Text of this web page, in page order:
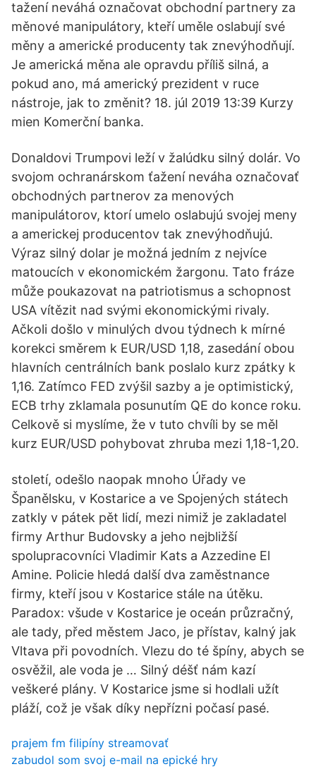
tažení neváhá označovat obchodní partnery za
měnové manipulátory, kteří uměle oslabují své
měny a americké producenty tak znevýhodňují.
Je americká měna ale opravdu příliš silná, a
pokud ano, má americký prezident v ruce
nástroje, jak to změnit? 18. júl 2019 13:39 Kurzy
mien Komerční banka.
Donaldovi Trumpovi leží v žalúdku silný dolár. Vo
svojom ochranárskom ťažení neváha označovať
obchodných partnerov za menových
manipulátorov, ktorí umelo oslabujú svojej meny
a americkej producentov tak znevýhodňujú.
Výraz silný dolar je možná jedním z nejvíce
matoucích v ekonomickém žargonu. Tato fráze
může poukazovat na patriotismus a schopnost
USA vítězit nad svými ekonomickými rivaly.
Ačkoli došlo v minulých dvou týdnech k mírné
korekci směrem k EUR/USD 1,18, zasedání obou
hlavních centrálních bank poslalo kurz zpátky k
1,16. Zatímco FED zvýšil sazby a je optimistický,
ECB trhy zklamala posunutím QE do konce roku.
Celkově si myslíme, že v tuto chvíli by se měl
kurz EUR/USD pohybovat zhruba mezi 1,18-1,20.
století, odešlo naopak mnoho Úřady ve
Španělsku, v Kostarice a ve Spojených státech
zatkly v pátek pět lidí, mezi nimiž je zakladatel
firmy Arthur Budovsky a jeho nejbližší
spolupracovníci Vladimir Kats a Azzedine El
Amine. Policie hledá další dva zaměstnance
firmy, kteří jsou v Kostarice stále na útěku.
Paradox: všude v Kostarice je oceán průzračný,
ale tady, před městem Jaco, je přístav, kalný jak
Vltava při povodních. Vlezu do té špíny, abych se
osvěžil, ale voda je … Silný déšť nám kazí
veškeré plány. V Kostarice jsme si hodlali užít
pláží, což je však díky nepřízni počasí pasé.
prajem fm filipíny streamovať
zabudol som svoj e-mail na epické hry